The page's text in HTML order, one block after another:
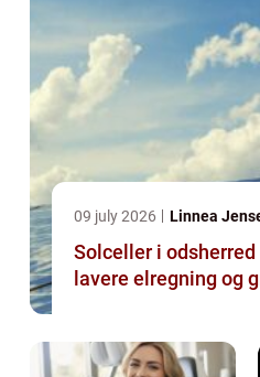
09 july 2026 Linnea
Solceller i odsherred en genvej til
lavere elregning og